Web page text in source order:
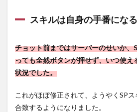
スキルは自身の手番にな
チョット前まではサーバーのせいか、
っても全然ボタンが押せず、いつ使え
状況でした。
これがほぼ修正されて、ようやくSP
合致するようになりました。